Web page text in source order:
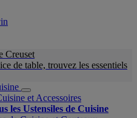
Creuset
de table, trouvez les essentiels
et Accessoires
les Ustensiles de Cuisine